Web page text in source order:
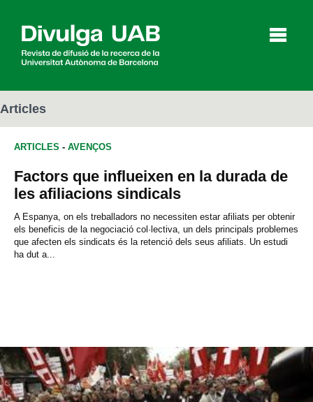
Articles Entrevistes
Agenda
Articles
ARTICLES - AVENÇOS
Factors que influeixen en la durada de
les afiliacions sindicals
A Espanya, on els treballadors no necessiten estar afiliats per obtenir
els beneficis de la negociació col·lectiva, un dels principals problemes
que afecten els sindicats és la retenció dels seus afiliats. Un estudi
ha dut a...